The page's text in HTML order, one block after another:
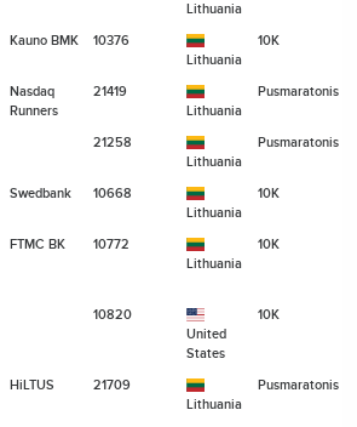
Lithuania
Kauno BMK
10376
Lithuania
10K
Nasdaq
Runners
21419
Lithuania
Pusmaratonis
21258
Lithuania
Pusmaratonis
Swedbank
10668
Lithuania
10K
FTMC BK
10772
Lithuania
10K
10820
United
States
10K
HiLTUS
21709
Lithuania
Pusmaratonis